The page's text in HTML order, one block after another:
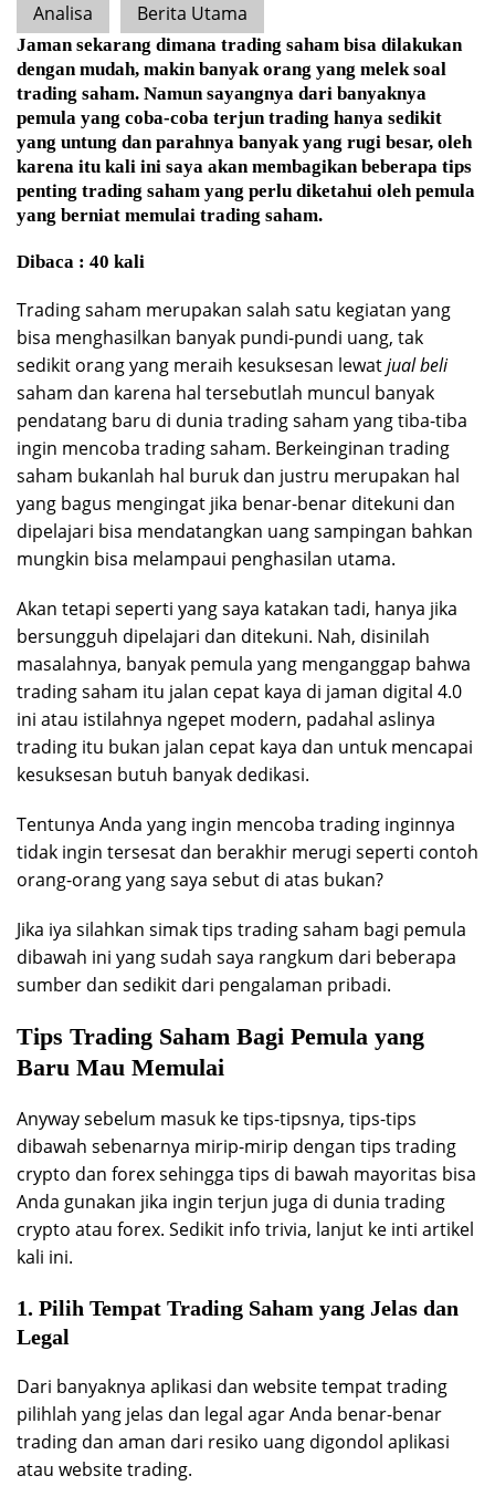
Analisa Berita Utama
Jaman sekarang dimana trading saham bisa dilakukan
dengan mudah, makin banyak orang yang melek soal
trading saham. Namun sayangnya dari banyaknya
pemula yang coba-coba terjun trading hanya sedikit
yang untung dan parahnya banyak yang rugi besar, oleh
karena itu kali ini saya akan membagikan beberapa tips
penting trading saham yang perlu diketahui oleh pemula
yang berniat memulai trading saham.
Dibaca : 40 kali
Trading saham merupakan salah satu kegiatan yang
bisa menghasilkan banyak pundi-pundi uang, tak
sedikit orang yang meraih kesuksesan lewatjual beli
saham dan karena hal tersebutlah muncul banyak
pendatang baru di dunia trading saham yang tiba-tiba
ingin mencoba trading saham. Berkeinginan trading
saham bukanlah hal buruk dan justru merupakan hal
yang bagus mengingat jika benar-benar ditekuni dan
dipelajari bisa mendatangkan uang sampingan bahkan
mungkin bisa melampaui penghasilan utama.
Akan tetapi seperti yang saya katakan tadi, hanya jika
bersungguh dipelajari dan ditekuni. Nah, disinilah
masalahnya, banyak pemula yang menganggap bahwa
trading saham itu jalan cepat kaya di jaman digital 4.0
ini atau istilahnya ngepet modern, padahal aslinya
trading itu bukan jalan cepat kaya dan untuk mencapai
kesuksesan butuh banyak dedikasi.
Tentunya Anda yang ingin mencoba trading inginnya
tidak ingin tersesat dan berakhir merugi seperti contoh
orang-orang yang saya sebut di atas bukan?
Jika iya silahkan simak tips trading saham bagi pemula
dibawah ini yang sudah saya rangkum dari beberapa
sumber dan sedikit dari pengalaman pribadi.
Tips Trading Saham Bagi Pemula yang
Baru Mau Memulai
Anyway sebelum masuk ke tips-tipsnya, tips-tips
dibawah sebenarnya mirip-mirip dengan tips trading
crypto dan forex sehingga tips di bawah mayoritas bisa
Anda gunakan jika ingin terjun juga di dunia trading
crypto atau forex. Sedikit info trivia, lanjut ke inti artikel
kali ini.
1. Pilih Tempat Trading Saham yang Jelas dan
Legal
Dari banyaknya aplikasi dan website tempat trading
pilihlah yang jelas dan legal agar Anda benar-benar
trading dan aman dari resiko uang digondol aplikasi
atau website trading.